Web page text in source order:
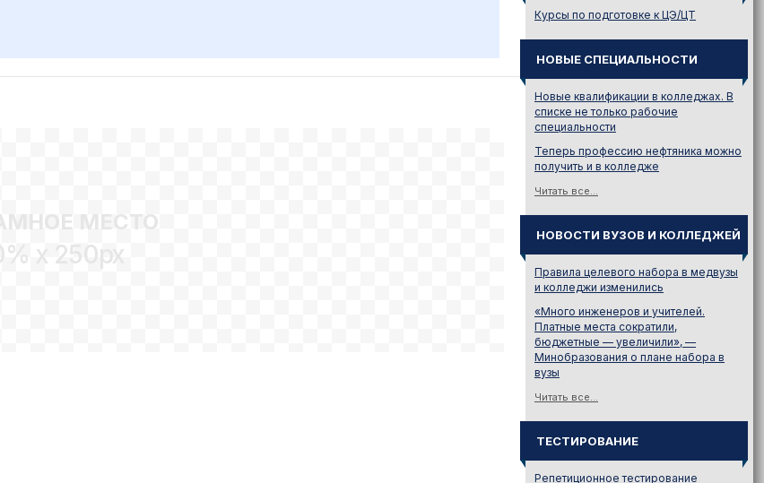
МЕСТО
x 250px
Курсы по подготовке к ЦЭ/ЦТ
НОВЫЕ СПЕЦИАЛЬНОСТИ
Новые квалификации в колледжах. В
списке не только рабочие
специальности
Теперь профессию нефтяника можно
получить и в колледже
Читать все...
НОВОСТИ ВУЗОВ И КОЛЛЕДЖЕЙ
Правила целевого набора в медвузы
и колледжи изменились
«Много инженеров и учителей.
Платные места сократили,
бюджетные — увеличили», —
Минобразования о плане набора в
вузы
Читать все...
ТЕСТИРОВАНИЕ
Репетиционное тестирование